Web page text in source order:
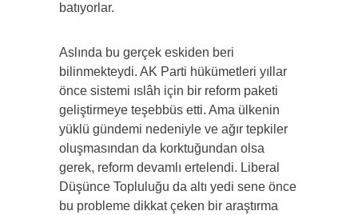
batıyorlar.
Aslında bu gerçek eskiden beri
bilinmekteydi. AK Parti hükümetleri yıllar
önce sistemi ıslâh için bir reform paketi
geliştirmeye teşebbüs etti. Ama ülkenin
yüklü gündemi nedeniyle ve ağır tepkiler
oluşmasından da korktuğundan olsa
gerek, reform devamlı ertelendi. Liberal
Düşünce Topluluğu da altı yedi sene önce
bu probleme dikkat çeken bir araştırma